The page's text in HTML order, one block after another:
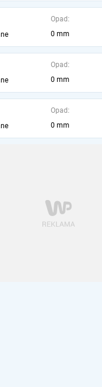
Opad:
0 mm
Opad:
0 mm
Opad:
0 mm